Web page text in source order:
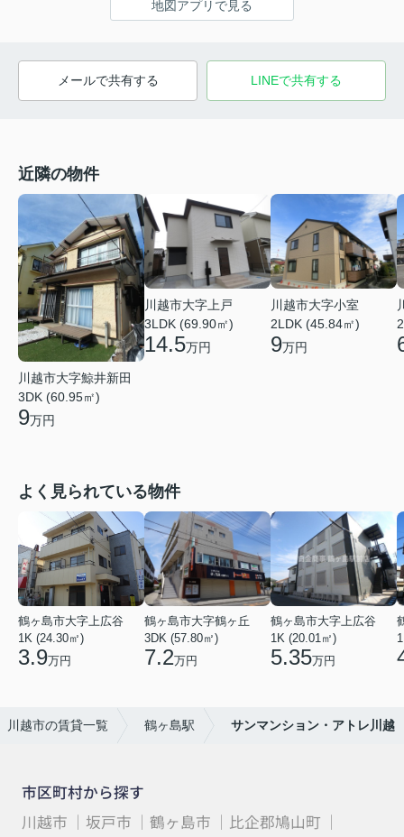
地図アプリで見る
メールで共有する LINEで共有する
近隣の物件
川越市大字鯨井新田
3DK (60.95㎡)
9万円
川越市大字上戸
3LDK (69.90㎡)
14.5万円
川越市大字小室
2LDK (45.84㎡)
9万円
よく見られている物件
鶴ヶ島市大字上広谷
1K (24.30㎡)
3.9万円
鶴ヶ島市大字鶴ヶ丘
3DK (57.80㎡)
7.2万円
鶴ヶ島市大字上広谷
1K (20.01㎡)
5.35万円
川越市の賃貸一覧 鶴ヶ島駅 サンマンション・アトレ川越
市区町村から探す
川越市
坂戸市 鶴ヶ島市
比企郡鳩山町